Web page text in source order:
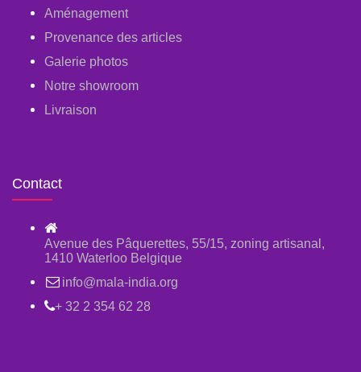
Aménagement
Provenance des articles
Galerie photos
Notre showroom
Livraison
Contact
Avenue des Pâquerettes, 55/15, zoning artisanal,
1410 Waterloo Belgique
info@mala-india.org
+ 32 2 354 62 28